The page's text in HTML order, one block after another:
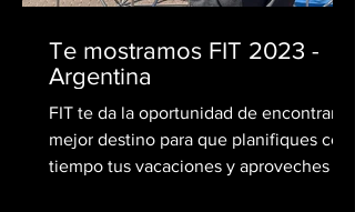
Te mostramos FIT 2023 -
Argentina
FIT te da la oportunidad de encontrar el
mejor destino para que planifiques con
tiempo tus vacaciones y aproveches los